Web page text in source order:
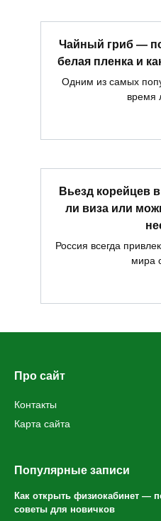
Чайный гриб —
белая пленка и
Одним из самых
время
Вьезд корейцев
ли виза или
Россия всегда
мира
Про сайт
Контакты
Карта сайта
Популярные записи
Как открыть физиокабинет —
советы для новичков